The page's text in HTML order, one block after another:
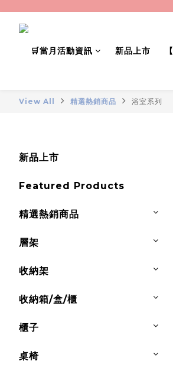
🛒當月活動資訊 新品上市
View All 精選熱銷商品 浴室系列
新品上市
Featured Products
精選熱銷商品
層架
收納架
收納箱/盒/櫃
櫃子
桌椅